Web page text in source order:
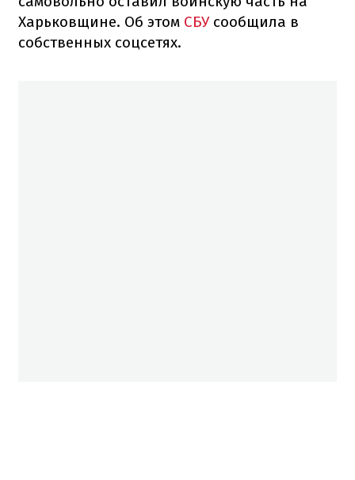
Харьковщине. Об этом СБУсообщила в
собственных соцсетях.